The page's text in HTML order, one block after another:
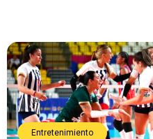
Entretenimiento